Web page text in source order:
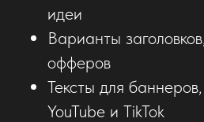
идеи
Варианты
офферов
Тексты для
YouTube и TikTok